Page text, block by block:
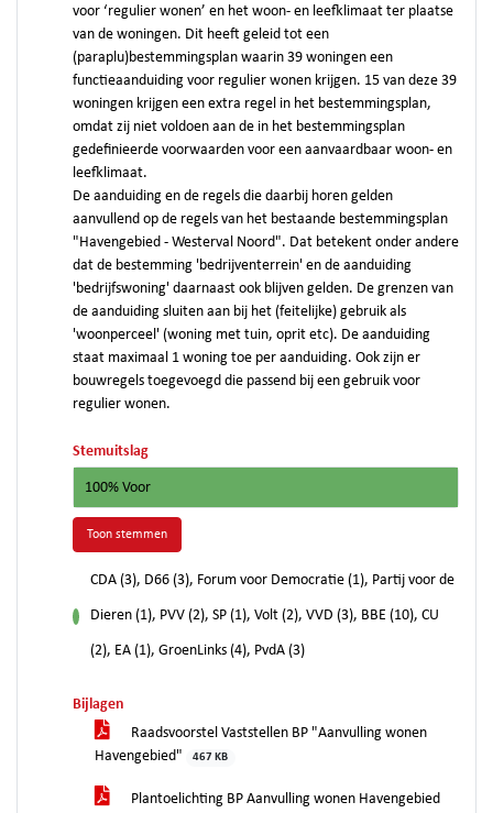
voor ‘regulier wonen’ en het woon- en leefklimaat ter plaatse
van de woningen. Dit heeft geleid tot een
(paraplu)bestemmingsplan waarin 39 woningen een
functieaanduiding voor regulier wonen krijgen. 15 van deze 39
woningen krijgen een extra regel in het bestemmingsplan,
omdat zij niet voldoen aan de in het bestemmingsplan
gedefinieerde voorwaarden voor een aanvaardbaar woon- en
leefklimaat.
De aanduiding en de regels die daarbij horen gelden
aanvullend op de regels van het bestaande bestemmingsplan
"Havengebied - Westerval Noord". Dat betekent onder andere
dat de bestemming 'bedrijventerrein' en de aanduiding
'bedrijfswoning' daarnaast ook blijven gelden. De grenzen van
de aanduiding sluiten aan bij het (feitelijke) gebruik als
'woonperceel' (woning met tuin, oprit etc). De aanduiding
staat maximaal 1 woning toe per aanduiding. Ook zijn er
bouwregels toegevoegd die passend bij een gebruik voor
regulier wonen.
Stemuitslag
100% Voor
Toon stemmen
CDA (3), D66 (3), Forum voor Democratie (1), Partij voor de
Dieren (1), PVV (2), SP (1), Volt (2), VVD (3), BBE (10), CU
(2), EA (1), GroenLinks (4), PvdA (3)
Bijlagen
Raadsvoorstel Vaststellen BP "Aanvulling wonen
Havengebied"
467 KB
Plantoelichting BP Aanvulling wonen Havengebied